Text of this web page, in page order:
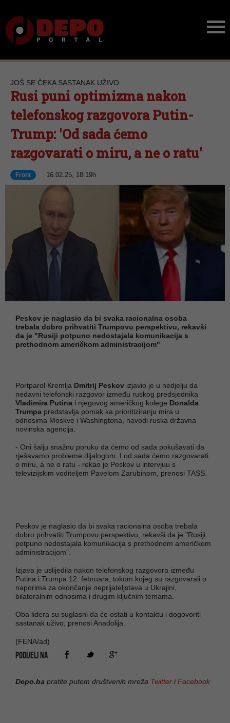
JOŠ SE ČEKA SASTANAK UŽIVO
Rusi puni optimizma nakon
telefonskog razgovora Putin-
Trump: 'Od sada ćemo
razgovarati o miru, a ne o ratu'
Front 16.02.25, 18:19h
Peskov je naglasio da bi svaka racionalna osoba
trebala dobro prihvatiti Trumpovu perspektivu, rekavši
da je "Rusiji potpuno nedostajala komunikacija s
prethodnom američkom administracijom"
Portparol Kremlja Dmitrij Peskov izjavio je u nedjelju da
nedavni telefonski razgovor između ruskog predsjednika
Vladimira Putina i njegovog američkog kolege Donalda
Trumpa predstavlja pomak ka prioritiziranju mira u
odnosima Moskve i Washingtona, navodi ruska državna
novinska agencija.
- Oni šalju snažnu poruku da ćemo od sada pokušavati da
rješavamo probleme dijalogom. I od sada ćemo razgovarati
o miru, a ne o ratu - rekao je Peskov u intervjuu s
televizijskim voditeljem Pavelom Zarubinom, prenosi TASS.
Peskov je naglasio da bi svaka racionalna osoba trebala
dobro prihvatiti Trumpovu perspektivu, rekavši da je "Rusiji
potpuno nedostajala komunikacija s prethodnom američkom
administracijom".
Izjava je uslijedila nakon telefonskog razgovora između
Putina i Trumpa 12. februara, tokom kojeg su razgovarali o
naporima za okončanje neprijateljstava u Ukrajini,
bilateralnim odnosima i drugim ključnim temama.
Oba lidera su suglasni da će ostati u kontaktu i dogovoriti
sastanak uživo, prenosi Anadolija.
(FENA/ad)
PODIJELI NA
Depo.ba pratite putem društvenih mreža Twitter iFacebook